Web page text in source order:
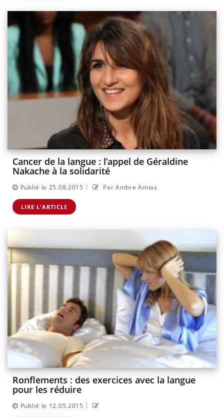
Cancer de la langue : l’appel de Géraldine
Nakache à la solidarité
Publié le 25.08.2015 | Par Ambre Amias
LIRE L'ARTICLE
Ronflements : des exercices avec la langue
pour les réduire
Publié le 12.05.2015 |